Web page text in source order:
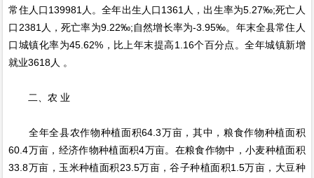
常住人口139981人。全年出生人口1361人，出生率为5.27‰;死亡人
口2381人，死亡率为9.22‰;自然增长率为-3.95‰。年末全县常住人
口城镇化率为45.62%，比上年末提高1.16个百分点。全年城镇新增
就业3618人 。
二、农 业
全年全县农作物种植面积64.3万亩，其中，粮食作物种植面积
60.4万亩，经济作物种植面积4万亩。在粮食作物中，小麦种植面积
33.8万亩，玉米种植面积23.5万亩，谷子种植面积1.5万亩，大豆种